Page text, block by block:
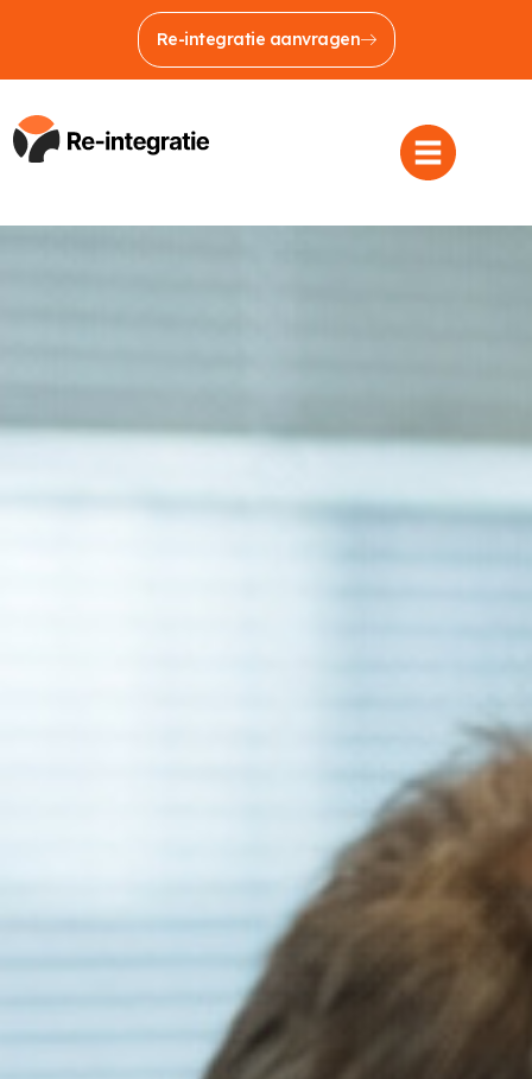
Re-integratie aanvragen